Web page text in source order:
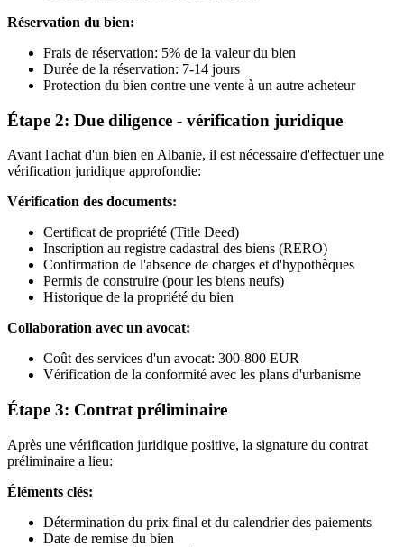
Réservation du bien:
Frais de réservation: 5% de la valeur du bien
Durée de la réservation: 7-14 jours
Protection du bien contre une vente à un autre acheteur
Étape 2: Due diligence - vérification juridique
Avant l'achat d'un bien en Albanie, il est nécessaire d'effectuer une
vérification juridique approfondie:
Vérification des documents:
Certificat de propriété (Title Deed)
Inscription au registre cadastral des biens (RERO)
Confirmation de l'absence de charges et d'hypothèques
Permis de construire (pour les biens neufs)
Historique de la propriété du bien
Collaboration avec un avocat:
Coût des services d'un avocat: 300-800 EUR
Vérification de la conformité avec les plans d'urbanisme
Étape 3: Contrat préliminaire
Après une vérification juridique positive, la signature du contrat
préliminaire a lieu:
Éléments clés:
Détermination du prix final et du calendrier des paiements
Date de remise du bien